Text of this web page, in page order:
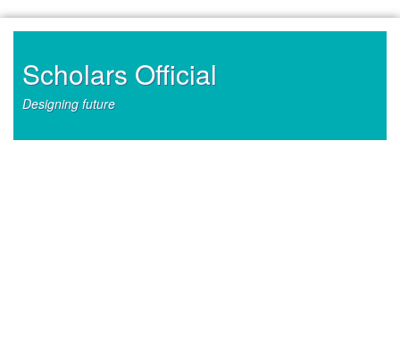
contentScholars Official
Designing future